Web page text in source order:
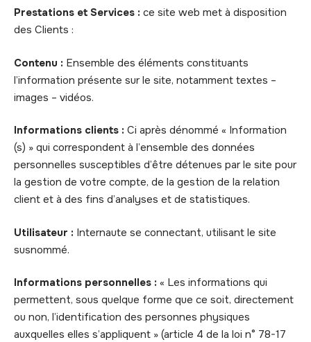
Prestations et Services : ce site web met à disposition
des Clients :
Contenu : Ensemble des éléments constituants
l’information présente sur le site, notamment textes –
images – vidéos.
Informations clients : Ci après dénommé « Information
(s) » qui correspondent à l’ensemble des données
personnelles susceptibles d’être détenues par le site pour
la gestion de votre compte, de la gestion de la relation
client et à des fins d’analyses et de statistiques.
Utilisateur : Internaute se connectant, utilisant le site
susnommé.
Informations personnelles : « Les informations qui
permettent, sous quelque forme que ce soit, directement
ou non, l’identification des personnes physiques
auxquelles elles s’appliquent » (article 4 de la loi n° 78-17